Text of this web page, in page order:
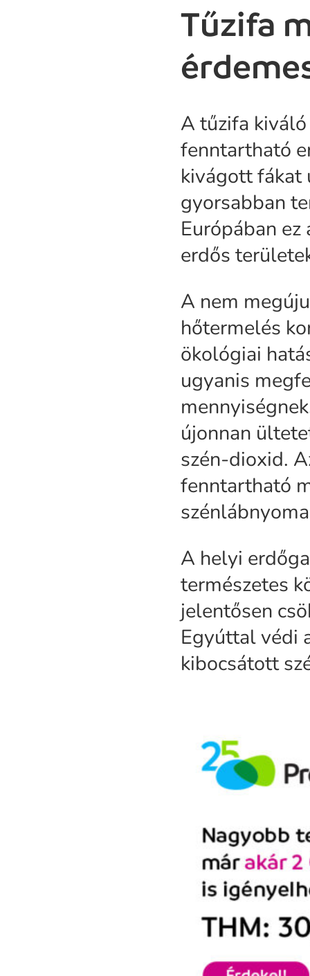
Tűzifa
A tűzifa
fenntartható
kivágott fákat
gyorsabban
Európában
erdős
A nem
hőtermelés
ökológiai
ugyanis
újonnan
szén-dioxid.
fenntartható
A helyi
természetes
jelentősen
Egyúttal védi
kibocsátott